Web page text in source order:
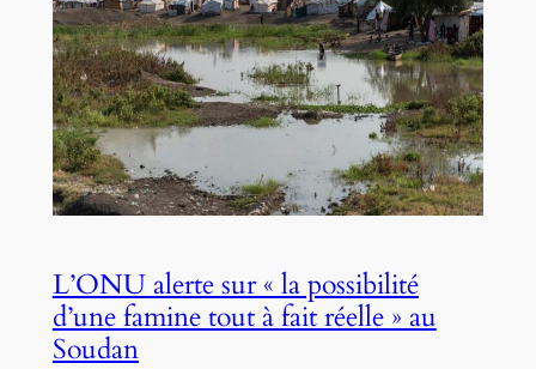
L’ONU alerte sur « la possibilité
d’une famine tout à fait réelle » au
Soudan